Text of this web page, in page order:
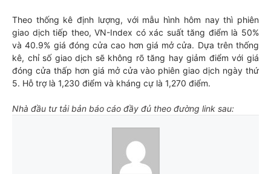
Theo thống kê định lượng, với mẫu hình hôm nay thì phiên
giao dịch tiếp theo, VN-Index có xác suất tăng điểm là 50%
và 40.9% giá đóng cửa cao hơn giá mở cửa. Dựa trên thống
kê, chỉ số giao dịch sẽ không rõ tăng hay giảm điểm với giá
đóng cửa thấp hơn giá mở cửa vào phiên giao dịch ngày thứ
5. Hỗ trợ là 1,230 điểm và kháng cự là 1,270 điểm.
Nhà đầu tư tải bản báo cáo đầy đủ theo đường link sau: